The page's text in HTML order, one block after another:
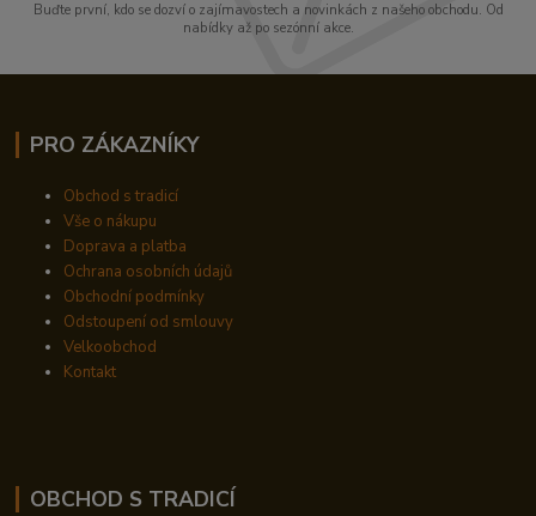
Buďte první, kdo se dozví o zajímavostech a novinkách z našeho obchodu. Od
nabídky až po sezónní akce.
PRO ZÁKAZNÍKY
Obchod s tradicí
Vše o nákupu
Doprava a platba
Ochrana osobních údajů
Obchodní podmínky
Odstoupení od smlouvy
Velkoobchod
Kontakt
OBCHOD S TRADICÍ